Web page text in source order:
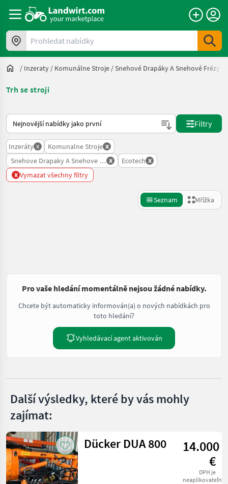
Prohledat nabídky
/ Inzeraty / Komunálne Stroje /Snehové Drapáky A Snehové Frézy
Trh se stroji
Takto se řadí nabídky na Landwirt.com
Filtry
Inzeráty x Komunalne Stroje x
Snehove Drapaky A Snehove Frezy
x Ecotech x
x Vymazat všechny filtry
Seznam Mřížka
Pro vaše hledání momentálně nejsou žádné nabídky.
Chcete být automaticky informován(a) o nových nabídkách pro
toto hledání?
Vyhledávací agent aktivován
Další výsledky, které by vás mohly
zajímat:
Dücker DUA 800
14.000
€
DPH je
neaplikovateľné